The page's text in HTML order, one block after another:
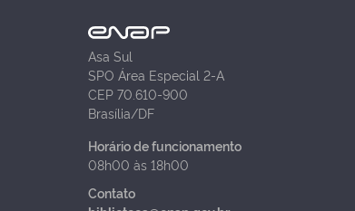
Asa Sul
SPO Área Especial 2-A
CEP 70.610-900
Brasília/DF
Horário de funcionamento
08h00 às 18h00
Contato